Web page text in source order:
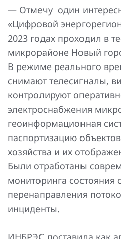
— Отмечу один
«Цифровой
2023 годах проходил в
микрорайоне Новый
В режиме реального
снимают телесигналы,
контролируют
электроснабжения
геоинформационная
паспортизацию
хозяйства и их
Были отработаны
мониторинга состояния
перенаправления
инциденты.